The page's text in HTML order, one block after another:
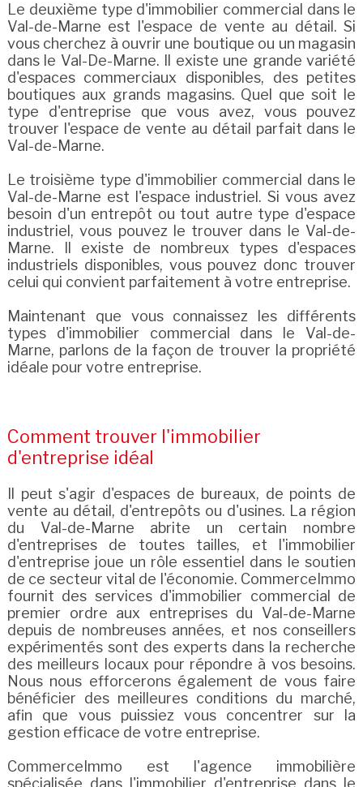
Le deuxième type d'immobilier commercial dans le
Val-de-Marne est l'espace de vente au détail. Si
vous cherchez à ouvrir une boutique ou un magasin
dans le Val-De-Marne. Il existe une grande variété
d'espaces commerciaux disponibles, des petites
boutiques aux grands magasins. Quel que soit le
type d'entreprise que vous avez, vous pouvez
trouver l'espace de vente au détail parfait dans le
Val-de-Marne.
Le troisième type d'immobilier commercial dans le
Val-de-Marne est l'espace industriel. Si vous avez
besoin d'un entrepôt ou tout autre type d'espace
industriel, vous pouvez le trouver dans le Val-de-
Marne. Il existe de nombreux types d'espaces
industriels disponibles, vous pouvez donc trouver
celui qui convient parfaitement à votre entreprise.
Maintenant que vous connaissez les différents
types d'immobilier commercial dans le Val-de-
Marne, parlons de la façon de trouver la propriété
idéale pour votre entreprise.
Comment trouver l'immobilier
d'entreprise idéal
Il peut s'agir d'espaces de bureaux, de points de
vente au détail, d'entrepôts ou d'usines. La région
du Val-de-Marne abrite un certain nombre
d'entreprises de toutes tailles, et l'immobilier
d'entreprise joue un rôle essentiel dans le soutien
de ce secteur vital de l'économie. CommerceImmo
fournit des services d'immobilier commercial de
premier ordre aux entreprises du Val-de-Marne
depuis de nombreuses années, et nos conseillers
expérimentés sont des experts dans la recherche
des meilleurs locaux pour répondre à vos besoins.
Nous nous efforcerons également de vous faire
bénéficier des meilleures conditions du marché,
afin que vous puissiez vous concentrer sur la
gestion efficace de votre entreprise.
CommerceImmo est l'agence immobilière
spécialisée dans l'immobilier d'entreprise dans le